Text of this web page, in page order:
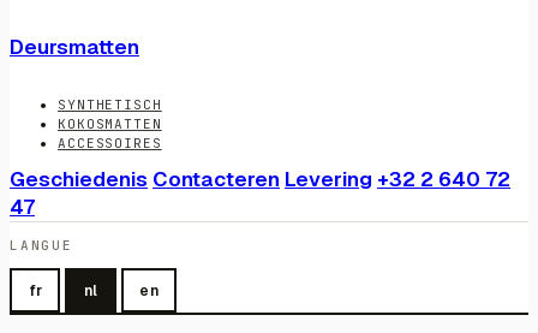
Deursmatten
SYNTHETISCH
KOKOSMATTEN
ACCESSOIRES
Geschiedenis Contacteren Levering +32 2 640 72
47
LANGUE
fr nl en